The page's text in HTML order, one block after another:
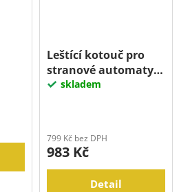
Leštící kotouč pro
stranové automaty
EDGE SLIM
skladem
799 Kč bez DPH
983 Kč
Detail